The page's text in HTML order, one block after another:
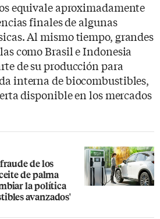
equivale aproximadamente
finales de algunas
Al mismo tiempo, grandes
como Brasil e Indonesia
de su producción para
interna de biocombustibles,
disponible en los mercados
de los
de palma
la política
avanzados'